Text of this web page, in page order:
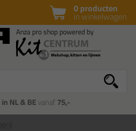
0 producten
in winkelwagen
in NL & BEvanaf75,-